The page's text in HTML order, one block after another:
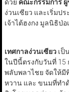
ด้วย คณะกรรมการ
ง่วนเซียว และเริ่มป
เจ้าไต้ฮงกง มูลนิธิป่
เทศกาลง่วนเซียวเป็
ในปีนี้ตรงกับวันที่ 15
พลับพลาไชย จัดให้มี
หวาน และ ขนมที่ทำ